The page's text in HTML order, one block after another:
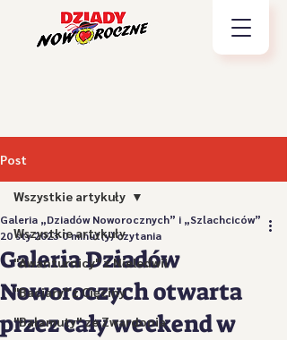
Post
Wszystkie artykuły
"Awanturnicy" z Nieledwii
"Baciary" z Cięciny
"Bałamuty" ze Zwardonia
Wszystkie artykuły
Galeria Dziadów
Noworoczych otwarta
przez cały weekend w
Galeria „Dziadów Noworocznych” i „Szlachciców”
20 sty 2023 0 minut(y) czytania